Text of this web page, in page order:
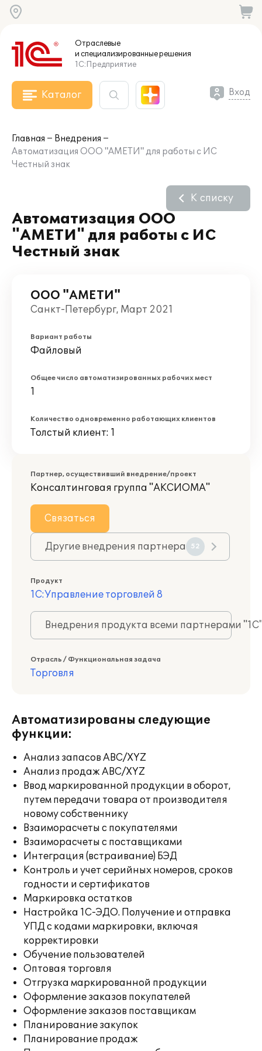
Отраслевые
и специализированныерешения
1С:Предприятие
Каталог Вход
Главная
Внедрения
Автоматизация ООО "АМЕТИ" для работы с ИС
Честный знак
Автоматизация ООО
"АМЕТИ" для работы с ИС
Честный знак
К списку
ООО "АМЕТИ"
Санкт-Петербург, Март 2021
Вариант работы
Файловый
Общее число автоматизированных рабочих мест
1
Количество одновременно работающих клиентов
Толстый клиент: 1
Партнер, осуществивший внедрение/проект
Консалтинговая группа "АКСИОМА"
Связаться
Другие внедрения партнера 52
Продукт
1С:Управление торговлей 8
Внедрения продукта всеми партнерами
Отрасль / Функциональная задача
Торговля
Автоматизированы следующие
функции:
Анализ запасов ABC/XYZ
Анализ продаж ABC/XYZ
Ввод маркированной продукции в оборот,
путем передачи товара от производителя
новому собственнику
Взаиморасчеты с покупателями
Взаиморасчеты с поставщиками
Интеграция (встраивание) БЭД
Контроль и учет серийных номеров, сроков
годности и сертификатов
Маркировка остатков
Настройка 1С-ЭДО. Получение и отправка
УПД с кодами маркировки, включая
корректировки
Обучение пользователей
Оптовая торговля
Отгрузка маркированной продукции
Оформление заказов покупателей
Оформление заказов поставщикам
Планирование закупок
Планирование продаж